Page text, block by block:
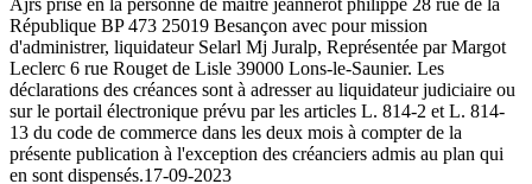
République BP 473 25019 Besançon avec pour mission
d'administrer, liquidateur Selarl Mj Juralp, Représentée par Margot
Leclerc 6 rue Rouget de Lisle 39000 Lons-le-Saunier. Les
déclarations des créances sont à adresser au liquidateur judiciaire ou
sur le portail électronique prévu par les articles L. 814-2 et L. 814-
13 du code de commerce dans les deux mois à compter de la
présente publication à l'exception des créanciers admis au plan qui
en sont dispensés.17-09-2023